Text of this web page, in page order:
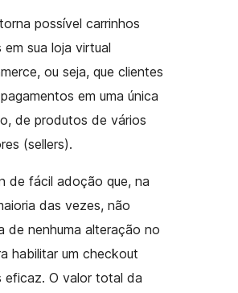
possível carrinhos
em sua loja virtual
ou seja, que clientes
em uma única
de produtos de vários
(sellers).
de fácil adoção que, na
das vezes, não
de nenhuma alteração no
habilitar um checkout
eficaz. O valor total da